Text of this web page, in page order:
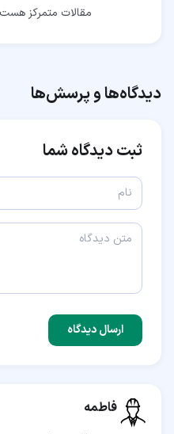
مقالات متمرکز
دیدگاه‌ها و پرسش‌ها
ثبت دیدگاه شما
ارسال دیدگاه
فاطمه